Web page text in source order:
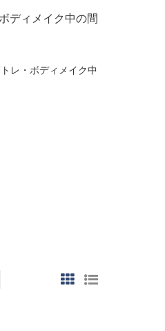
ディメイク中の間
レ・ボディメイク中